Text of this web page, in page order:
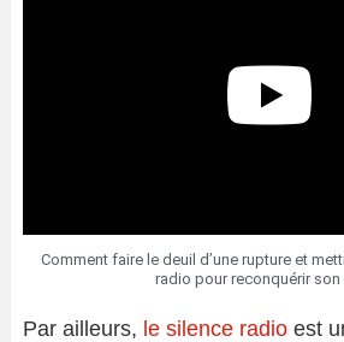
Comment faire le deuil d’une rupture et
radio pour reconquérir son
Par ailleurs, le silence radio est